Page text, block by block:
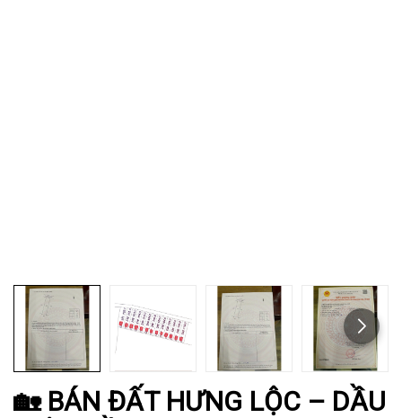
🏡 BÁN ĐẤT HƯNG LỘC – DẦU